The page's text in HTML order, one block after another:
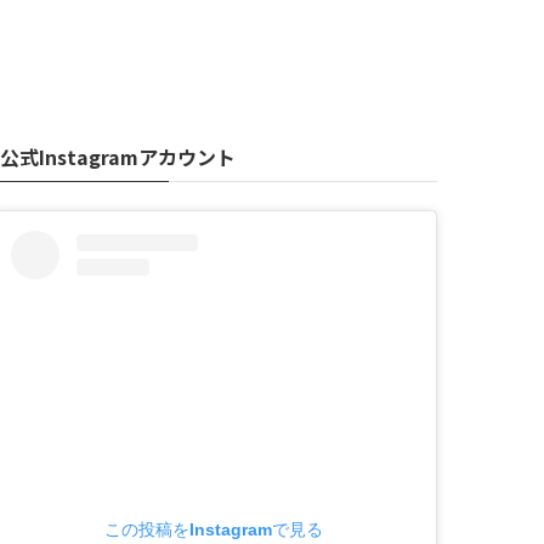
公式Instagramアカウント
この投稿をInstagramで見る